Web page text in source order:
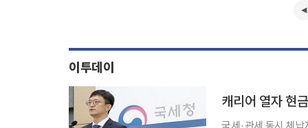
이투데이
캐리어 열자 현
국세·관세 동시 체